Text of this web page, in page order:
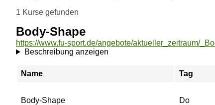
1 Kurse gefunden
Body-Shape
https://www.fu-sport.de/angebote/aktueller_zeitraum/
Beschreibung anzeigen
Name Tag
Body-Shape Do